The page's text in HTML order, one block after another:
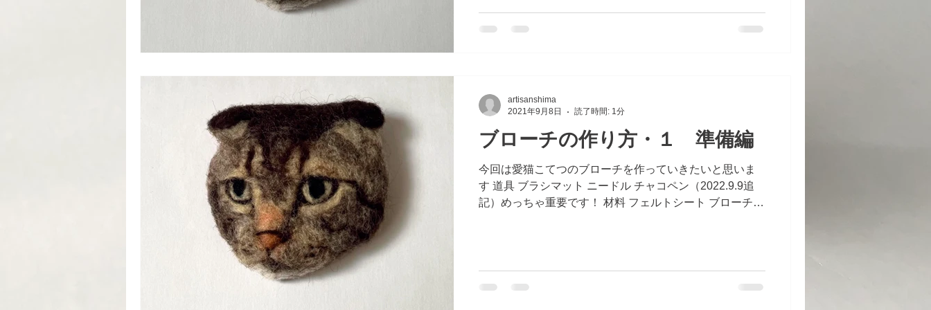
ブローチの作り方・１ 準備編
今回は愛猫こてつのブローチを作っていきたいと思いま
す 道具 ブラシマット ニードル チャコペン（2022.9.9追
記）めっちゃ重要です！ 材料 フェルトシート ブローチピ
artisanshima
2021年9月8日
読了時間: 1分